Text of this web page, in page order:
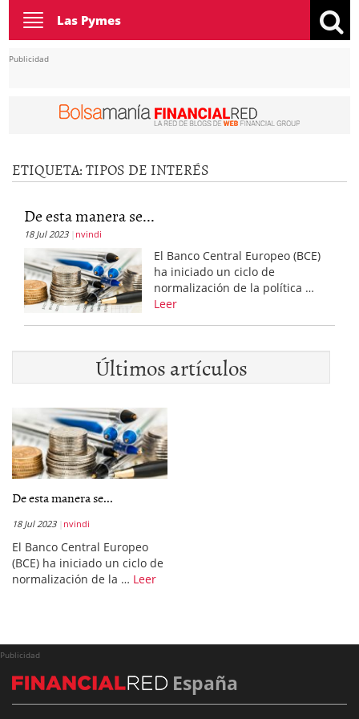
Toggle
navigation
Las Pymes
Publicidad
ETIQUETA:TIPOS DE INTERÉS
De esta manera se...
18 Jul 2023 nvindi
El Banco Central Europeo (BCE)
ha iniciado un ciclo de
normalización de la política …
Leer
Últimos artículos
De esta manera se...
18 Jul 2023 nvindi
El Banco Central Europeo
(BCE) ha iniciado un ciclo de
normalización de la … Leer
Publicidad
España